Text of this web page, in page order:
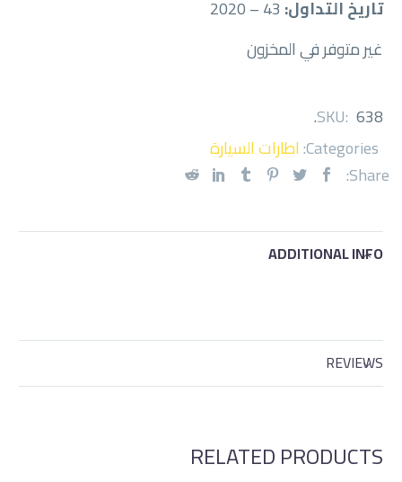
تاريخ التداول: 43 – 2020
غير متوفر في المخزون
SKU: 638
.
Categories: اطارات السيارة
Share:
ADDITIONAL INFO
REVIEWS
RELATED PRODUCTS